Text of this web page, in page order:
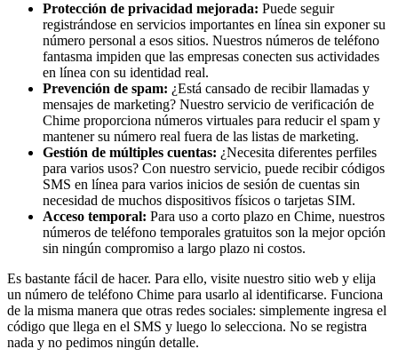
Protección de privacidad mejorada: Puede seguir
registrándose en servicios importantes en línea sin exponer su
número personal a esos sitios. Nuestros números de teléfono
fantasma impiden que las empresas conecten sus actividades
en línea con su identidad real.
Prevención de spam: ¿Está cansado de recibir llamadas y
mensajes de marketing? Nuestro servicio de verificación de
Chime proporciona números virtuales para reducir el spam y
mantener su número real fuera de las listas de marketing.
Gestión de múltiples cuentas: ¿Necesita diferentes perfiles
para varios usos? Con nuestro servicio, puede recibir códigos
SMS en línea para varios inicios de sesión de cuentas sin
necesidad de muchos dispositivos físicos o tarjetas SIM.
Acceso temporal: Para uso a corto plazo en Chime, nuestros
números de teléfono temporales gratuitos son la mejor opción
sin ningún compromiso a largo plazo ni costos.
Es bastante fácil de hacer. Para ello, visite nuestro sitio web y elija
un número de teléfono Chime para usarlo al identificarse. Funciona
de la misma manera que otras redes sociales: simplemente ingresa el
código que llega en el SMS y luego lo selecciona. No se registra
nada y no pedimos ningún detalle.